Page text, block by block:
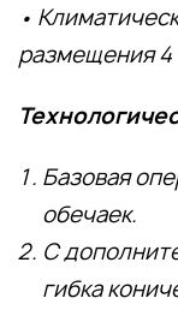
•
размещения 4
Базовая
обечаек.
С
гибка